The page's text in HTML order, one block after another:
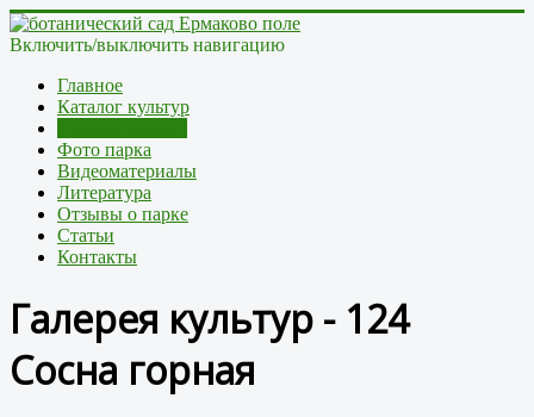
Включить/выключить навигацию
Главное
Каталог культур
Фото парка
Видеоматериалы
Литература
Отзывы о парке
Статьи
Контакты
Галерея культур - 124
Сосна горная